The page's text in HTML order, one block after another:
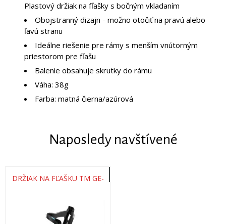
Plastový držiak na fľašky s bočným vkladaním
Obojstranný dizajn - možno otočiť na pravú alebo
ľavú stranu
Ideálne riešenie pre rámy s menším vnútorným
priestorom pre fľašu
Balenie obsahuje skrutky do rámu
Váha: 38g
Farba: matná čierna/azúrová
Naposledy navštívené
DRŽIAK NA FĽAŠKU TM GE-